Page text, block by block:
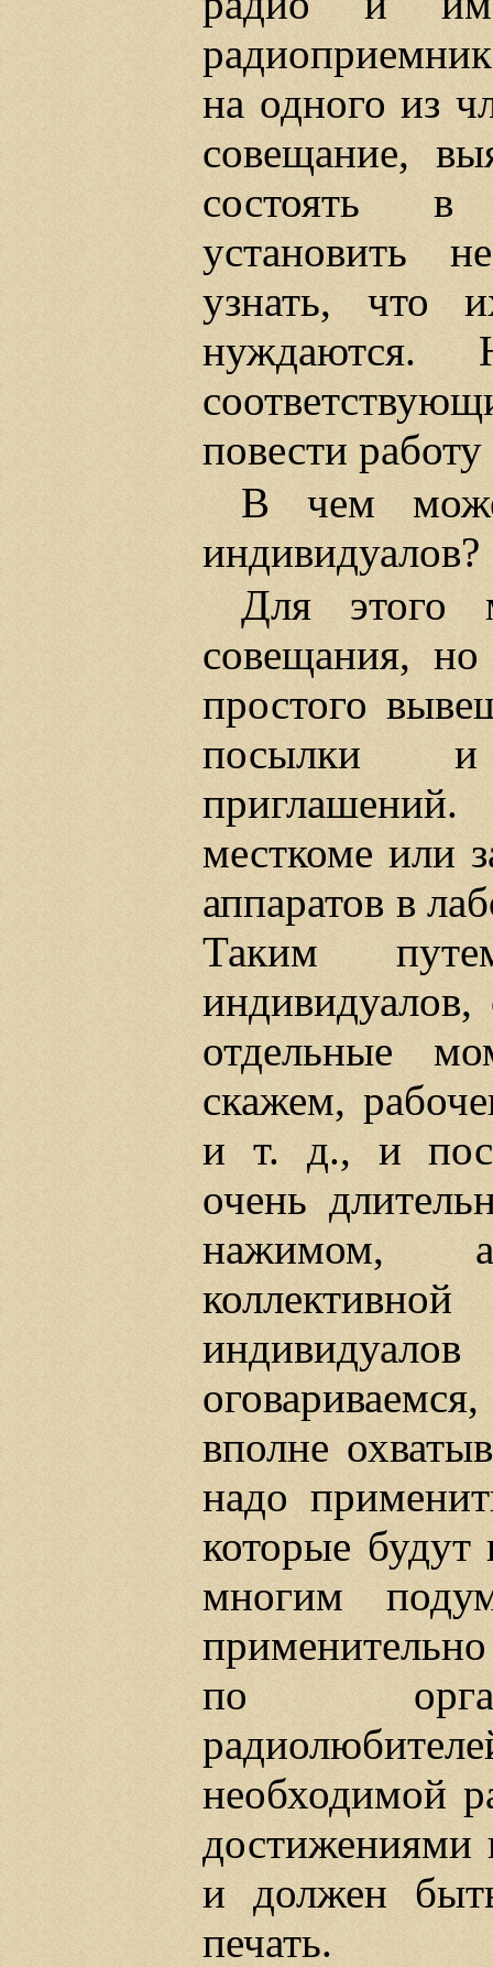
радиоприемник
на одного из
совещание,
состоять в
установить
узнать, что
нуждаются.
повести
В чем
индивидуалов?
Для этого
совещания,
простого
посылки и
месткоме или
аппаратов в
Таким
отдельные
скажем,
и т. д., и
очень
нажимом, а
вполне
надо
которые будут
многим
по
необходимой
достижениями
и должен
печать.